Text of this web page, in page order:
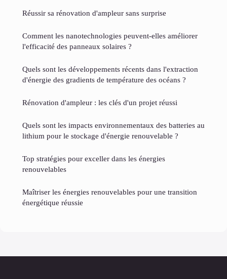
Réussir sa rénovation d'ampleur sans surprise
Comment les nanotechnologies peuvent-elles améliorer
l'efficacité des panneaux solaires ?
Quels sont les développements récents dans l'extraction
d'énergie des gradients de température des océans ?
Rénovation d'ampleur : les clés d'un projet réussi
Quels sont les impacts environnementaux des batteries au
lithium pour le stockage d'énergie renouvelable ?
Top stratégies pour exceller dans les énergies
renouvelables
Maîtriser les énergies renouvelables pour une transition
énergétique réussie